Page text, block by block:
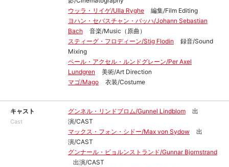
ウッラ・リイゲ/Ulla Ryghe
編集/Film Editing
ヨハン・セバスチャン・バッハ/Johann Sebastian
Bach
音楽/Music（原曲）
スティーグ・フロディーン/Stig Flodin
録音/Sound
Mixing
ペール・アクセル・ルンドグレーン/Per Axel
Lundgren
美術/Art Direction
マゴ/Mago
衣装/Costume
キャスト
Cast
グンネル・リンドブロム/Gunnel Lindblom
出
演/CAST
マックス・フォン・シドー/Max von Sydow
出
演/CAST
グンナール・ビョルンストランド/Gunnar Bjornstrand
出演/CAST